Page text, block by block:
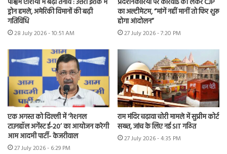
पश्चिम एशिया में बढ़ा तनाव : उत्तरी इराक में
ड्रोन हमले, अमेरिकी विमानों की बढ़ी
गतिविधि
28 July 2026 - 10:51 AM
प्रदर्शनकारियों पर कार्रवाई को लेकर CJP
का अल्टीमेटम, “मांगें नहीं मानीं तो फिर शुरू
होगा आंदोलन”
27 July 2026 - 7:20 PM
एक अगस्त को दिल्ली में ‘नेशनल
टाउनहॉल अगेंस्ट ई-20’ का आयोजन करेगी
आम आदमी पार्टी- केजरीवाल
27 July 2026 - 6:29 PM
राम मंदिर चढ़ावा चोरी मामले में सुप्रीम कोर्ट
सख्त, जांच के लिए नई SIT गठित
27 July 2026 - 4:35 PM